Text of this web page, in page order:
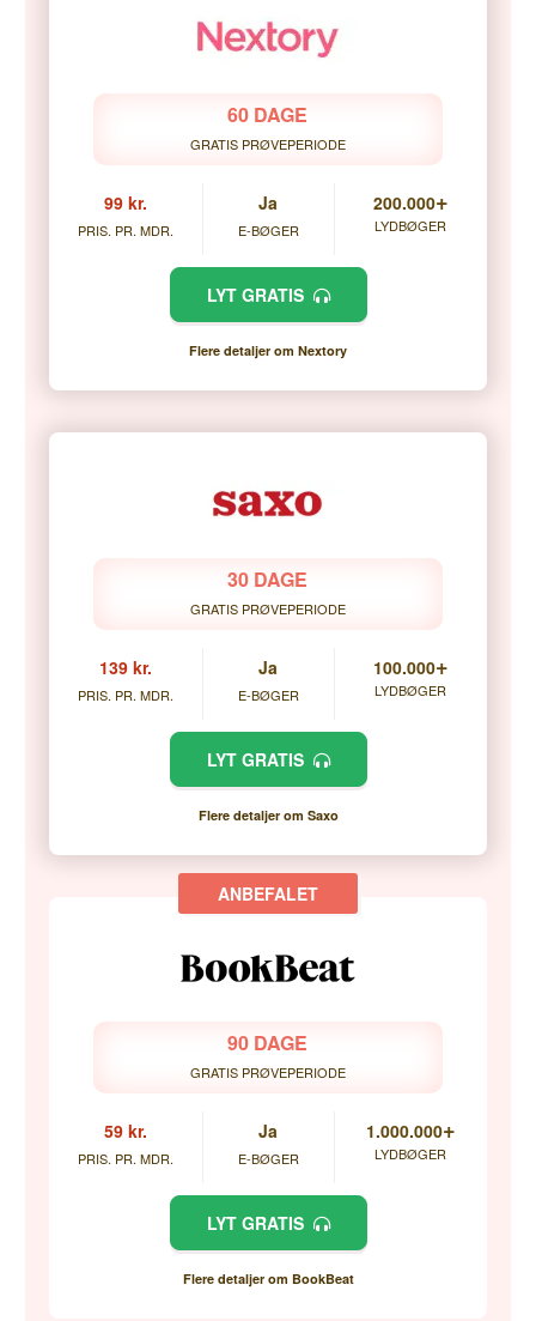
60 DAGE
GRATIS PRØVEPERIODE
99 kr.
PRIS. PR. MDR.
Ja
E-BØGER
200.000+
LYDBØGER
LYT GRATIS
Flere detaljer om Nextory
30 DAGE
GRATIS PRØVEPERIODE
139 kr.
PRIS. PR. MDR.
Ja
E-BØGER
100.000+
LYDBØGER
LYT GRATIS
Flere detaljer om Saxo
90 DAGE
GRATIS PRØVEPERIODE
59 kr.
PRIS. PR. MDR.
Ja
E-BØGER
1.000.000+
LYDBØGER
LYT GRATIS
Flere detaljer om BookBeat